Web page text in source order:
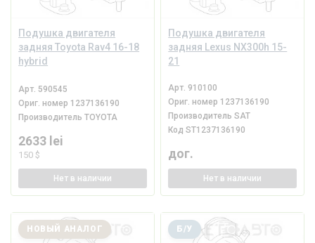
Подушка двигателя
задняя Toyota Rav4 16-18
hybrid
Арт. 590545
Ориг. номер 1237136190
ПроизводительTOYOTA
2633 lei
150 $
Нет в наличии
Подушка двигателя
задняя Lexus NX300h 15-
21
Арт. 910100
Ориг. номер 1237136190
ПроизводительSAT
КодST1237136190
дог.
Нет в наличии
НОВЫЙ АНАЛОГ Б/У